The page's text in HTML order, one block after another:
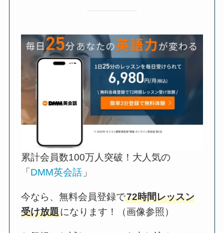
累計会員数100万人突破！大人気の
「 DMM英会話 」
今なら、無料会員登録で72時間レッスン
受け放題になります！（画像参照）